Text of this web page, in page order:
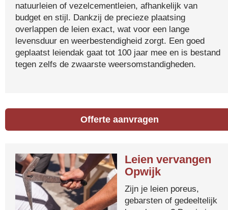
natuurleien of vezelcementleien, afhankelijk van
budget en stijl. Dankzij de precieze plaatsing
overlappen de leien exact, wat voor een lange
levensduur en weerbestendigheid zorgt. Een goed
geplaatst leiendak gaat tot 100 jaar mee en is bestand
tegen zelfs de zwaarste weersomstandigheden.
Offerte aanvragen
Leien vervangen
Opwijk
Zijn je leien poreus,
gebarsten of gedeeltelijk